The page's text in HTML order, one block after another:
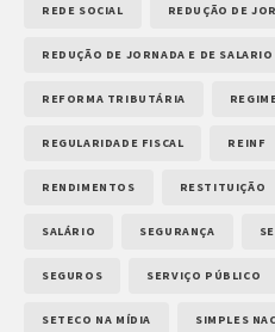
REDE SOCIAL REDUÇÃO DE
REDUÇÃO DE JORNADA E DE SALARIO
REFORMA TRIBUTÁRIA
REGULARIDADE FISCAL REINF
RENDIMENTOS RESTITUIÇÃO
SALÁRIO SEGURANÇA
SEGUROS SERVIÇO PÚBLICO
SETECO NA MÍDIA SIMPLES